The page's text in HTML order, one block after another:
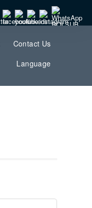
Contact Us
Language